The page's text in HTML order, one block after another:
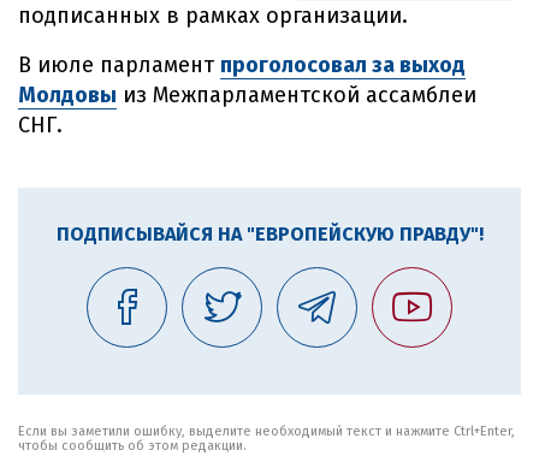
подписанных в рамках организации.
В июле парламент проголосовал за выход
Молдовы из Межпарламентской ассамблеи
СНГ.
ПОДПИСЫВАЙСЯ НА "ЕВРОПЕЙСКУЮ ПРАВДУ"!
Если вы заметили ошибку, выделите необходимый текст и нажмите Ctrl+Enter,
чтобы сообщить об этом редакции.